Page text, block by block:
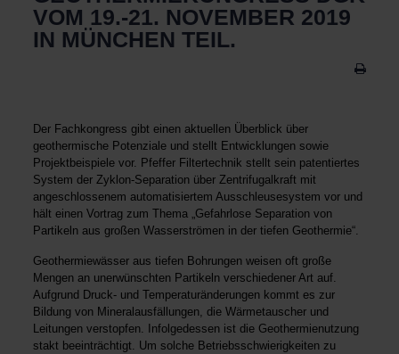
VOM 19.-21. NOVEMBER 2019
IN MÜNCHEN TEIL.
Der Fachkongress gibt einen aktuellen Überblick über
geothermische Potenziale und stellt Entwicklungen sowie
Projektbeispiele vor. Pfeffer Filtertechnik stellt sein patentiertes
System der Zyklon-Separation über Zentrifugalkraft mit
angeschlossenem automatisiertem Ausschleusesystem vor und
hält einen Vortrag zum Thema „Gefahrlose Separation von
Partikeln aus großen Wasserströmen in der tiefen Geothermie“.
Geothermiewässer aus tiefen Bohrungen weisen oft große
Mengen an unerwünschten Partikeln verschiedener Art auf.
Aufgrund Druck- und Temperaturänderungen kommt es zur
Bildung von Mineralausfällungen, die Wärmetauscher und
Leitungen verstopfen. Infolgedessen ist die Geothermienutzung
stakt beeinträchtigt. Um solche Betriebsschwierigkeiten zu